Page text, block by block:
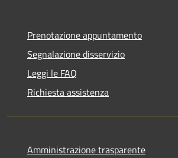
Prenotazione appuntamento
Segnalazione disservizio
Leggi le FAQ
Richiesta assistenza
Amministrazione trasparente